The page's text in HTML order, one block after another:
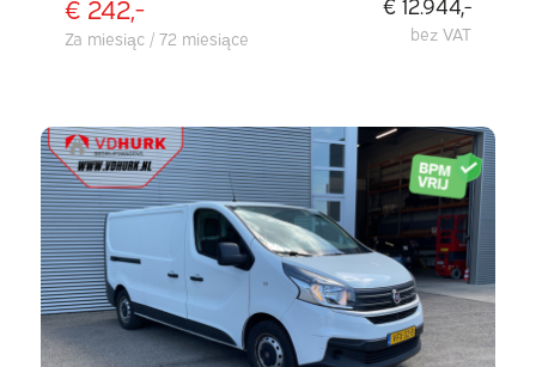
€ 242,-
Za miesiąc / 72 miesiące bez VAT